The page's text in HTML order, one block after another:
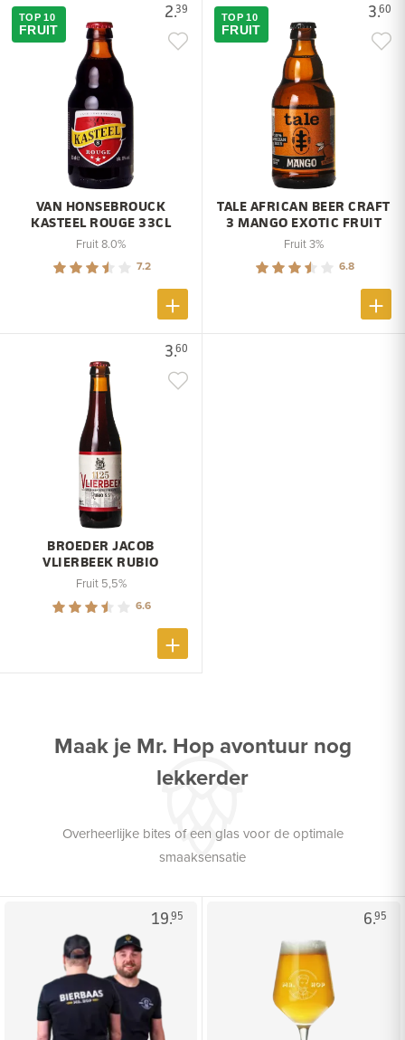
2.39
TOP 10
FRUIT
VAN HONSEBROUCK
KASTEEL ROUGE 33CL
Fruit 8.0%
7.2
3.60
TOP 10
FRUIT
TALE AFRICAN BEER CRAFT
3 MANGO EXOTIC FRUIT
Fruit 3%
6.8
3.60
BROEDER JACOB
VLIERBEEK RUBIO
Fruit 5,5%
6.6
Maak je Mr. Hop avontuur nog
lekkerder
Overheerlijke bites of een glas voor de optimale
smaaksensatie
19.95 6.95